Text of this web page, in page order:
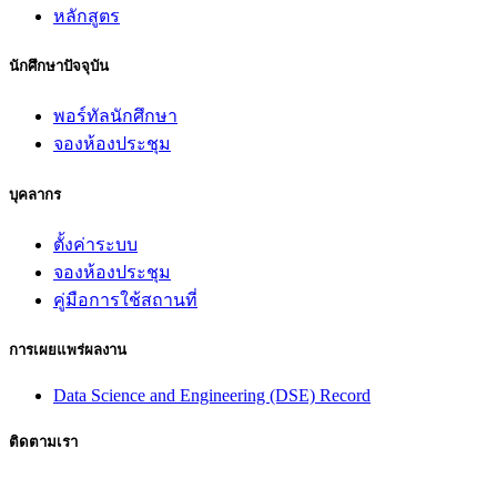
หลักสูตร
นักศึกษาปัจจุบัน
พอร์ทัลนักศึกษา
จองห้องประชุม
บุคลากร
ตั้งค่าระบบ
จองห้องประชุม
คู่มือการใช้สถานที่
การเผยแพร่ผลงาน
Data Science and Engineering (DSE) Record
ติดตามเรา